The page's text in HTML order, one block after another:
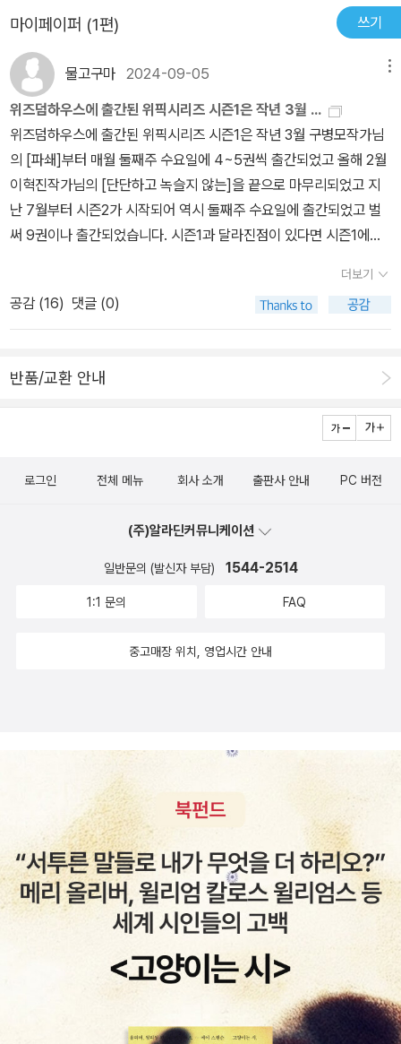
목을 고유한 형태로 지은 것은 각각의 고유한 마음, 사랑, 사람을 이야
기하고자 함은 아니었을까 생각해본다. 사랑의 형태는 모두 다르고
우리는 모두 고유하다. 위픽시리즈는 판형이 마음에 들고 책커버의
컬러와 표지의 한 문장이 눈에 띈다. '단 한 번도 본 적 없는 마음이었
다.'어떤 형태로 살아가고 어떤 형태의 사랑을 하게 될지는 알 수 없
다. 지금 만나는, 지금 사랑하는 눈 앞의 사람은 단 한 번도 본 적 없는
새로운 마음으로 마주하게 되니까 말이다. 누구에게나 두고두고 기억
하고 싶은 순간이나 사람이 있다. 재오와 형태의 그 바닷가의 시간처
럼. 반짝반짝 빛나는 순간을 많이 만들고 싶다. 그래서 두고두고 기억
하고 싶다. 언제까지나 기억하고 싶은 것을 마음에 담아두고 싶다. 설
면 어땠을까? 잊어버리지 않았다면 지금의 우리는 달라졌을까? 두
까이. 요란하던 파도가 일순 잠잠해졌고 모래알이 유난히 반짝였다.
p.30그게 두고두고, 이날 이때까지도 마음에서 반짝이더라. 너한테
도 그걸 주고 싶었어. 반짝이는 걸? 아니 두고두고를. 두고두고. 오랜
서 그 사건 이후에도, 희철을 먼저 떠나보내고도, 학교에 다니며 멸시
기로 한 건지, 그냥 자기 몫의 삶을 살고자 한 것인지 물어보진 않았
다. 어느 쪽이든 살아간다는 게 중요하니까. p.40“시시하겠지?”고유
리는 그걸 손에 쥐고 움직이기로 했다. 아직 빛이 남아 있을 때, 다리
떠나는 눈부신 여름은 너무 빠르게 지나가니까. p.69~70
이 갈 수록 친한 척을 하며 서먹서먹해진 형태와 그 곁에 그림자처럼
꼭 붙어다니는 고유 그리고 기쁨과 슬픔을 함께 나누며 반찬가게 ‘복
희네‘를 개업한 재오의 엄마 혜복 씨와 형태의 엄마 미희 씨까지 이렇
게 재오 주변에 있는 [고유한 형태]의 인물들을 보며 저 역시 ‘단 한
번도 본 적 없는 마음‘을 느낄 수 있었음(책 표지의 문구인 ‘단 한 번도
본 적 없는 마음이었다‘를 본문에서 쉽게 찾아내지 못했는 데 49쪽
‘단 한 번도 본 적 없는‘ 이 다음에 , 쉼표와 줄 바꿈이 생기고 ‘마음이
었다.‘가 따로 있어서 빨리 캐치하지 못한 변명아닌 사족을 남겨봄).
김현작가님, 좋은 글을 읽게 해주셔서 정말 감사합니다!
마이페이퍼 (1편) 쓰기
물고구마 2024-09-05
위즈덤하우스에 출간된 위픽시리즈 시즌1은 작년 3월 ...
위즈덤하우스에 출간된 위픽시리즈 시즌1은 작년 3월 구병모작가님
의 [파쇄]부터 매월 둘째주 수요일에 4~5권씩 출간되었고 올해 2월
이혁진작가님의 [단단하고 녹슬지 않는]을 끝으로 마무리되었고 지
난 7월부터 시즌2가 시작되어 역시 둘째주 수요일에 출간되었고 벌
써 9권이나 출간되었습니다. 시즌1과 달라진점이 있다면 시즌1에서
는 데 시즌2부터는 그 것이 빠져있고 또한 책 표지에만 음각이 되어
있지만 대신 시즌1에는 없던 작가님들과의 인터뷰와 책 띠지 뒷면에
책의 바코드와 함께 작품에 도움이 되는 문구들이 삽입되어 감상포인
교체하며 사라졌고 그중 일부는 제가 주기적으로 가는 작은 도서관에
드렸기에 총 29권의 책과 시즌 2의 9권의 책을 찍은 사진으로 남기
려고 합니다.)바로 시즌 2의 단편들을 읽어보고 싶지만 앞서 출간된
읽으려고 합니다. (위픽 양장 노트에다 50편의 작품 구매처와 읽은
기가 어려웠어요. 그리고 리뷰를 쓸때는 귀하고 좋은 작품들을 만나
보게 해주셨기에 그에 대한 감사의 표시로 별점 5점을 무조건 드렸지
하게 별점을 주었으며 대체로 3개 반에서 4개 정도 드렸습니다. 인터
양장 노트를 바라는 것은 출판사에 부담이 되므로 그냥 현재처럼 리
더보기
공감 (16) 댓글 (0)
반품/교환 안내
로그인 전체 메뉴 회사 소개 출판사 안내 PC 버전
(주)알라딘커뮤니케이션
일반문의 (발신자 부담) 1544-2514
1:1 문의 FAQ
중고매장 위치, 영업시간 안내